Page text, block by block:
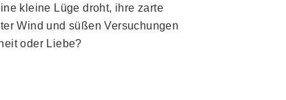
kleine Lüge droht, ihre zarte
Wind und süßen Versuchungen
oder Liebe?